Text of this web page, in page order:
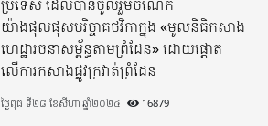
ប្រទេស​ ដែលបានចូលរួមចំណែក
យ៉ាងផុលផុសបរិច្ចាគថវិកាក្នុង «មូលនិធិកសាង
ហេដ្ឋារចនាសម្ព័ន្ធតាមព្រំដែន» ដោយផ្ដោត
លើការកសាងផ្លូវក្រវាត់ព្រំដែន
ថ្ងៃពុធ ទី២៨ ខែសីហា ឆ្នាំ២០២៤ 16879